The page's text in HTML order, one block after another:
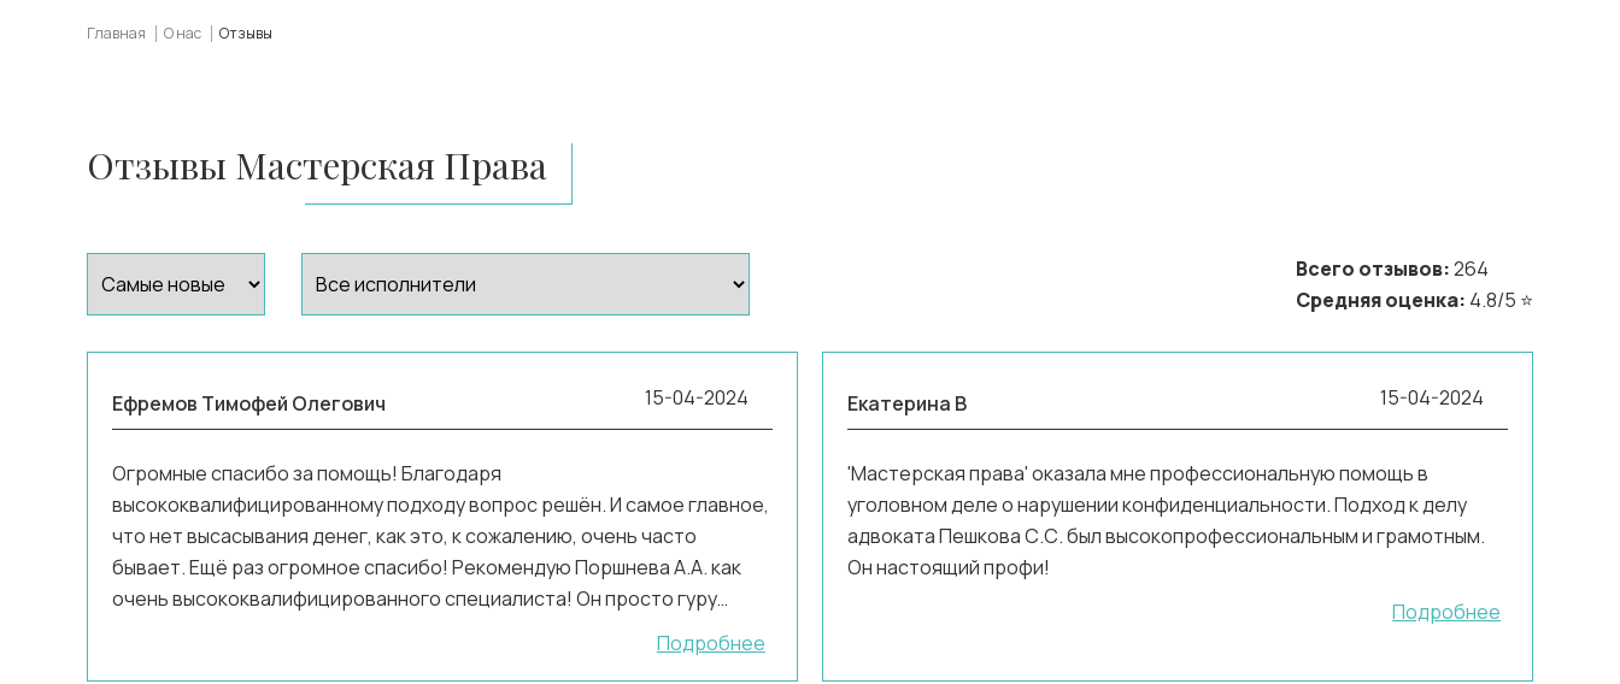
Главная О нас Отзывы
Отзывы Мастерская Права
Всего отзывов:264
Средняя оценка: 4.8/5 ⭐️
Ефремов Тимофей Олегович 15-04-2024
Огромные спасибо за помощь! Благодаря
высококвалифицированному подходу вопрос решён. И самое главное,
что нет высасывания денег, как это, к сожалению, очень часто
бывает. Ещё раз огромное спасибо! Рекомендую Поршнева А.А. как
очень высококвалифицированного специалиста! Он просто гуру
Подробнее
Екатерина В 15-04-2024
'Мастерская права' оказала мне профессиональную помощь в
уголовном деле о нарушении конфиденциальности. Подход к делу
адвоката Пешкова С.С. был высокопрофессиональным и грамотным.
Он настоящий профи!
Подробнее